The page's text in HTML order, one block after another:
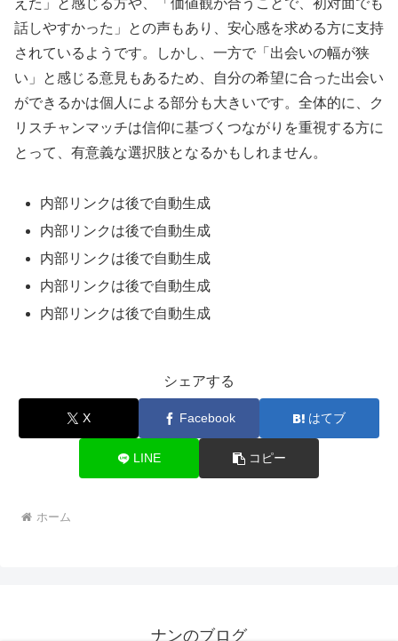
話しやすかった」との声もあり、安心感を求める方に支持
されているようです。しかし、一方で「出会いの幅が狭
い」と感じる意見もあるため、自分の希望に合った出会い
ができるかは個人による部分も大きいです。全体的に、ク
リスチャンマッチは信仰に基づくつながりを重視する方に
とって、有意義な選択肢となるかもしれません。
内部リンクは後で自動生成
内部リンクは後で自動生成
内部リンクは後で自動生成
内部リンクは後で自動生成
内部リンクは後で自動生成
シェアする
X Facebook はてブ
LINE コピー
ホーム
ナンのブログ